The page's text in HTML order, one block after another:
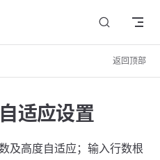
返回顶部
适应设置
及高度自适应；输入行数根